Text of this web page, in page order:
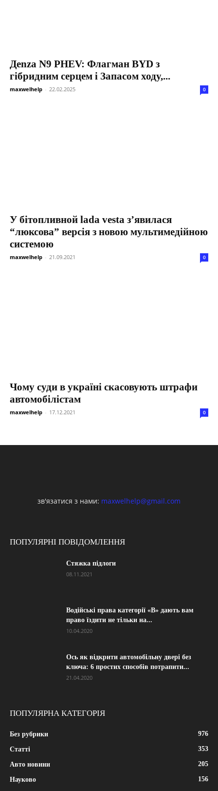
Дenza N9 PHEV: Флагман BYD з
гібридним серцем і Запасом ходу,...
maxwelhelp - 22.02.2025 0
У бітопливной lada vesta з’явилася
“люксова” версія з новою мультимедійною
системою
maxwelhelp - 21.09.2021 0
Чому суди в україні скасовують штрафи
автомобілістам
maxwelhelp - 17.12.2021 0
зв'язатися з нами: maxwelhelp@gmail.com
ПОПУЛЯРНІ ПОВІДОМЛЕННЯ
Стяжка підлоги
08.11.2021
Водійські права категорії «B» дають вам
право їздити не тільки на...
10.04.2020
Ось як відкрити автомобільну двері без
ключа: 6 простих способів потрапити...
21.04.2020
ПОПУЛЯРНА КАТЕГОРІЯ
Без рубрики 976
Статті 353
Авто новини 205
Науково 156